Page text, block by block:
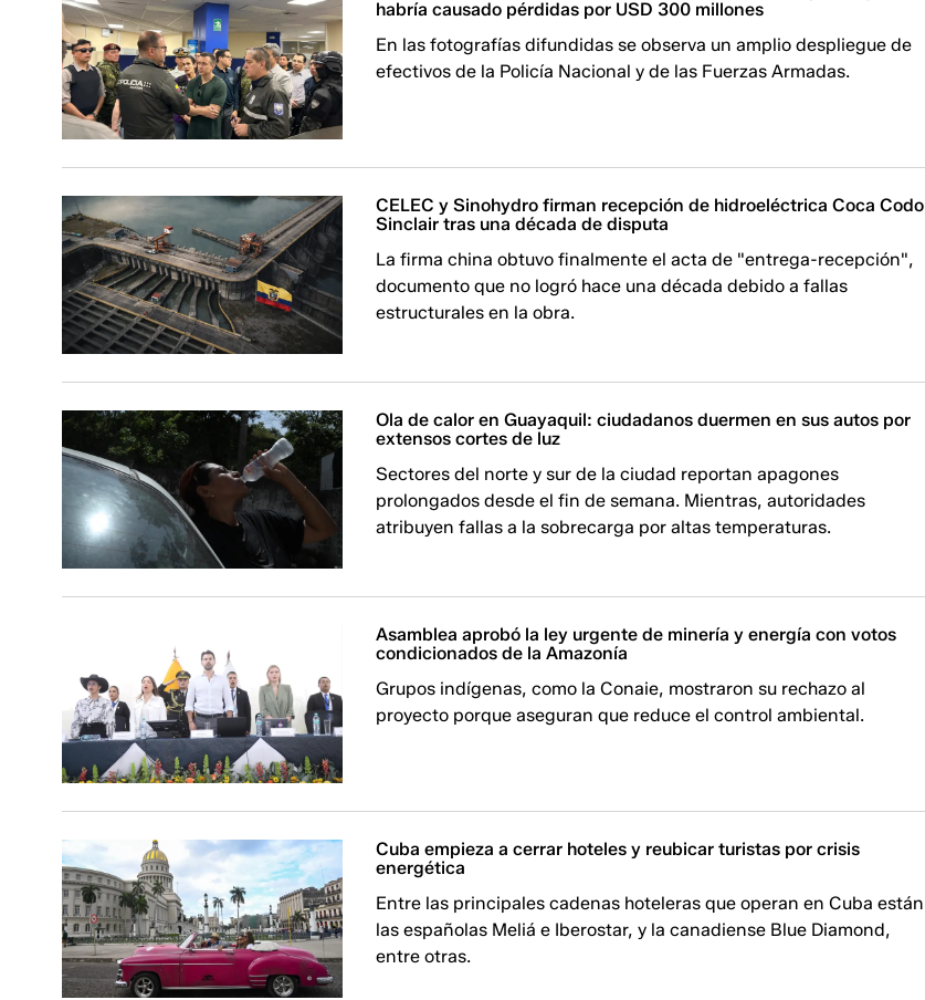
habría causado pérdidas por USD 300 millones
En las fotografías difundidas se observa un amplio despliegue de
efectivos de la Policía Nacional y de las Fuerzas Armadas.
CELEC y Sinohydro firman recepción de hidroeléctrica Coca Codo
Sinclair tras una década de disputa
La firma china obtuvo finalmente el acta de "entrega-recepción",
documento que no logró hace una década debido a fallas
estructurales en la obra.
Ola de calor en Guayaquil: ciudadanos duermen en sus autos por
extensos cortes de luz
Sectores del norte y sur de la ciudad reportan apagones
prolongados desde el fin de semana. Mientras, autoridades
atribuyen fallas a la sobrecarga por altas temperaturas.
Asamblea aprobó la ley urgente de minería y energía con votos
condicionados de la Amazonía
Grupos indígenas, como la Conaie, mostraron su rechazo al
proyecto porque aseguran que reduce el control ambiental.
Cuba empieza a cerrar hoteles y reubicar turistas por crisis
energética
Entre las principales cadenas hoteleras que operan en Cuba están
las españolas Meliá e Iberostar, y la canadiense Blue Diamond,
entre otras.